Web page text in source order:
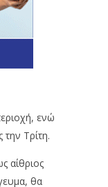
ενώ
την Τρίτη.
αίθριος
θα